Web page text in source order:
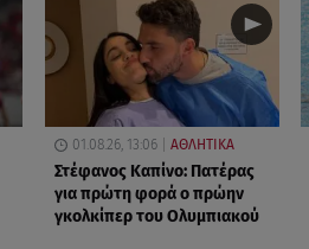
01.08.26, 13:06 ΑΘΛΗΤΙΚΑ
Στέφανος Καπίνο: Πατέρας
για πρώτη φορά ο πρώην
γκολκίπερ του Ολυμπιακού